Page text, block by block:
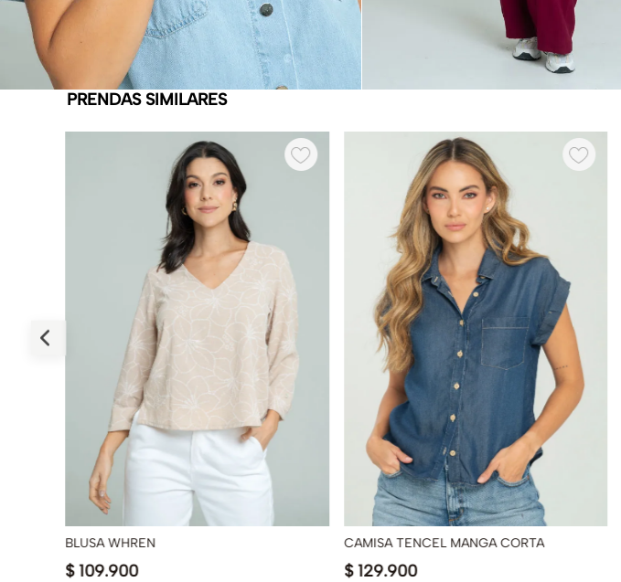
PRENDAS SIMILARES
BLUSA WHREN
$ 109.900
CAMISA TENCEL MANGA CORTA
$ 129.900